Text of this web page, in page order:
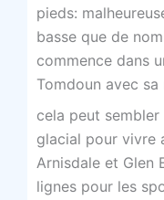
pieds:
basse que de
commence dans
Tomdoun avec
cela peut
glacial pour vivre
Arnisdale et Glen
lignes pour les